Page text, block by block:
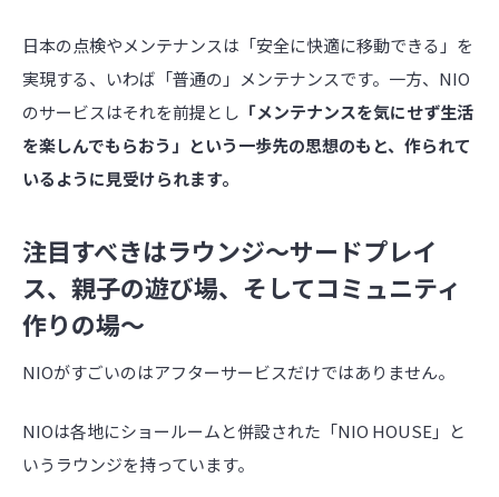
日本の点検やメンテナンスは「安全に快適に移動できる」を
実現する、いわば「普通の」メンテナンスです。一方、NIO
のサービスはそれを前提とし 「メンテナンスを気にせず生活
を楽しんでもらおう」という一歩先の思想のもと、作られて
いるように見受けられます。
注目すべきはラウンジ〜サードプレイ
ス、親子の遊び場、そしてコミュニティ
作りの場～
NIOがすごいのはアフターサービスだけではありません。
NIOは各地にショールームと併設された「NIO HOUSE」と
いうラウンジを持っています。